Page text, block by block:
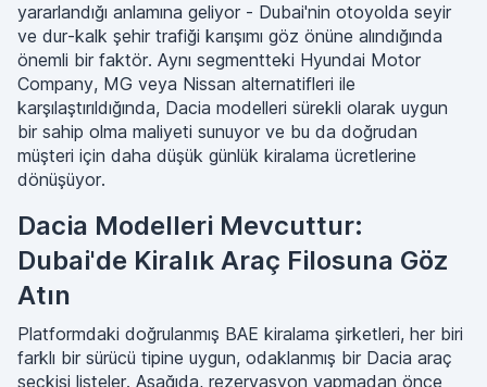
yararlandığı anlamına geliyor - Dubai'nin otoyolda seyir
ve dur-kalk şehir trafiği karışımı göz önüne alındığında
önemli bir faktör. Aynı segmentteki Hyundai Motor
Company, MG veya Nissan alternatifleri ile
karşılaştırıldığında, Dacia modelleri sürekli olarak uygun
bir sahip olma maliyeti sunuyor ve bu da doğrudan
müşteri için daha düşük günlük kiralama ücretlerine
dönüşüyor.
Dacia Modelleri Mevcuttur:
Dubai'de Kiralık Araç Filosuna Göz
Atın
Platformdaki doğrulanmış BAE kiralama şirketleri, her biri
farklı bir sürücü tipine uygun, odaklanmış bir Dacia araç
seçkisi listeler. Aşağıda, rezervasyon yapmadan önce